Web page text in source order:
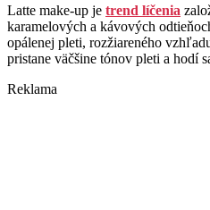
Latte make-up je trend líčenia
karamelových a kávových
opálenej pleti, rozžiareného
pristane väčšine tónov pleti a hodí
Reklama